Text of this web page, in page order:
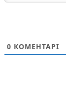
0 КОМЕНТАРІ